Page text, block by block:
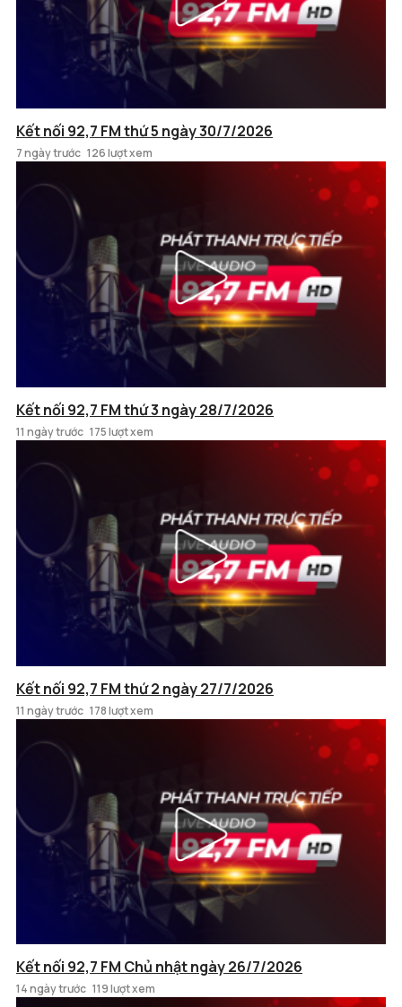
Kết nối 92,7 FM thứ 5 ngày 30/7/2026
7 ngày trước 126 lượt xem
Kết nối 92,7 FM thứ 3 ngày 28/7/2026
11 ngày trước 175 lượt xem
Kết nối 92,7 FM thứ 2 ngày 27/7/2026
11 ngày trước 178 lượt xem
Kết nối 92,7 FM Chủ nhật ngày 26/7/2026
14 ngày trước 119 lượt xem